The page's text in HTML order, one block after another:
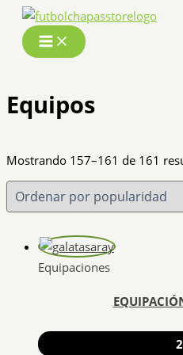
contenido
Equipos
Mostrando 157–161 de 161
Equipaciones